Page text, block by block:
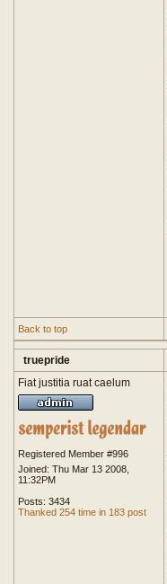
Back to top
truepride
Fiat justitia ruat caelum
Registered Member #996
Joined: Thu Mar 13 2008,
11:32PM
Posts: 3434
Thanked 254 time in 183 post